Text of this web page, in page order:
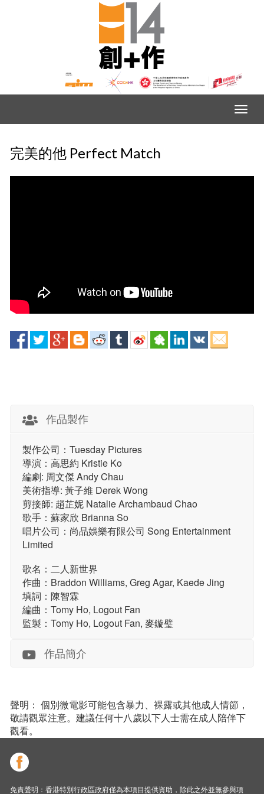
完美的他 Perfect Match
作品製作
製作公司：Tuesday Pictures
導演：高思約 Kristie Ko
編劇: 周文傑 Andy Chau
美術指導: 黃子維 Derek Wong
剪接師: 趙芷妮 Natalie Archambaud Chao
歌手：蘇家欣 Brianna So
唱片公司：尚品娛樂有限公司 Song Entertainment
Limited
歌名：二人新世界
作曲：Braddon Williams, Greg Agar, Kaede Jing
填詞：陳智霖
編曲：Tomy Ho, Logout Fan
監製：Tomy Ho, Logout Fan, 麥鏇璧
作品簡介
聲明： 個別微電影可能包含暴力、裸露或其他成人情節，
敬請觀眾注意。建議任何十八歲以下人士需在成人陪伴下
觀看。
免責聲明：香港特別行政區政府僅為本項目提供資助，除此之外並無參與項